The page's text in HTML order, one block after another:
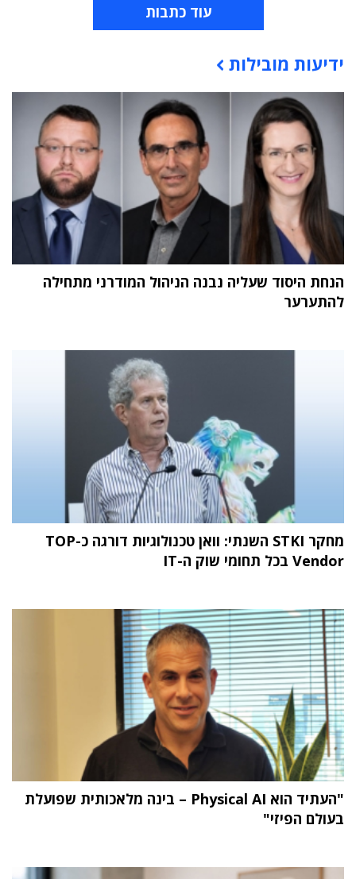
עוד כתבות
תוכן פרסומי
ידיעות מובילות
הנחת היסוד שעליה נבנה הניהול המודרני מתחילה
להתערער
מחקר STKI השנתי: וואן טכנולוגיות דורגה כ-TOP
Vendor בכל תחומי שוק ה-IT
"העתיד הוא Physical AI – בינה מלאכותית שפועלת
בעולם הפיזי"